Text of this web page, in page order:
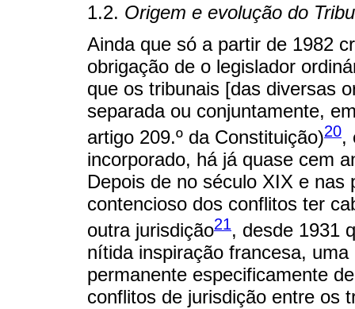
1.2. Origem e evolução do
Ainda que só a partir de 1982
obrigação de o legislador
que os tribunais [das diversas
separada ou conjuntamente,
artigo 209.º da Constituição)20,
incorporado, há já quase cem
Depois de no século XIX e
contencioso dos conflitos ter
outra jurisdição21, desde 1931
nítida inspiração francesa,
permanente especificamente
conflitos de jurisdição entre os